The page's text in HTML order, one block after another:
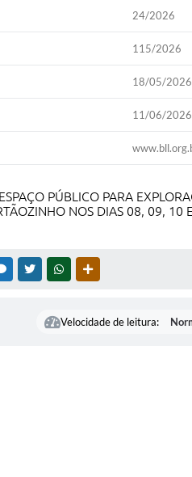
24/2026
115/2026
18/05/2026
11/06/2026
PÚBLICO PARA
NOS DIAS 08, 09,
MESSENGER
TWITTERWHATSAPP
Velocidade de leitura: